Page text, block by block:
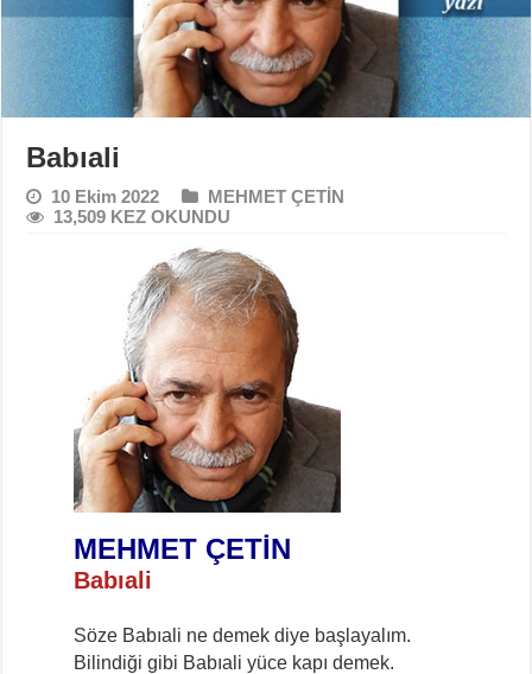
Babıali
10 Ekim 2022
MEHMET ÇETİN
13,509 KEZ OKUNDU
MEHMET ÇETİN
Babıali
Söze Babıali ne demek diye başlayalım.
Bilindiği gibi Babıali yüce kapı demek.